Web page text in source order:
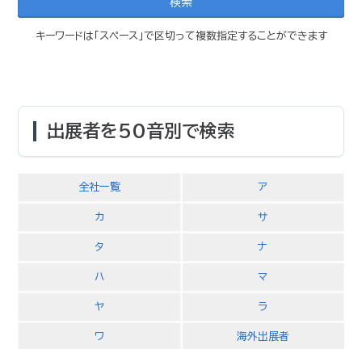
キーワードは「スペース」で区切って複数指定することができます
出展者を50音別で検索